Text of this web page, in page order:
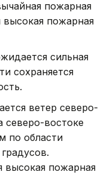
пожарная
высокая пожарная
сильная
сохраняется
ветер северо-
востоке
по области
высокая пожарная